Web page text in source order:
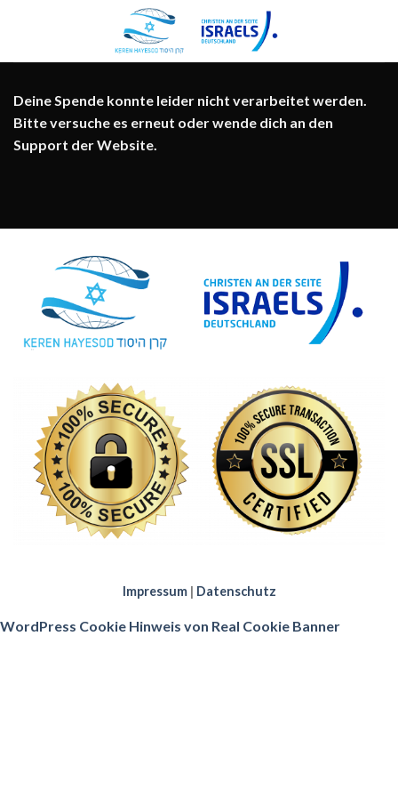
Deine Spende konnte leider nicht verarbeitet werden.
Bitte versuche es erneut oder wende dich an den
Support der Website.
Impressum | Datenschutz
WordPress Cookie Hinweis von Real Cookie Banner